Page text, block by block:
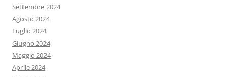
Settembre 2024
Agosto 2024
Luglio 2024
Giugno 2024
Maggio 2024
Aprile 2024